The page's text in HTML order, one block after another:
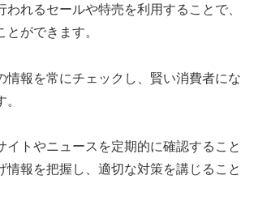
われるセールや特売を利用することで、
とができます。
情報を常にチェックし、賢い消費者にな
イトやニュースを定期的に確認すること
情報を把握し、適切な対策を講じること